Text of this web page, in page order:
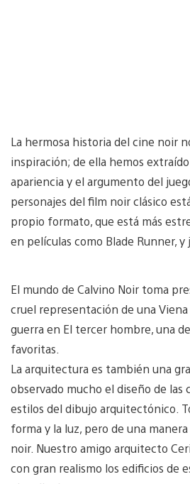
La hermosa historia del cine noir
inspiración; de ella hemos
apariencia y el argumento del
personajes del film noir clásico
propio formato, que está más
en películas como Blade Runner, y
El mundo de Calvino Noir toma
cruel representación de una
guerra en El tercer hombre, una
favoritas.
La arquitectura es también una
observado mucho el diseño de las
estilos del dibujo arquitectónico.
forma y la luz, pero de una
noir. Nuestro amigo arquitecto
con gran realismo los edificios de